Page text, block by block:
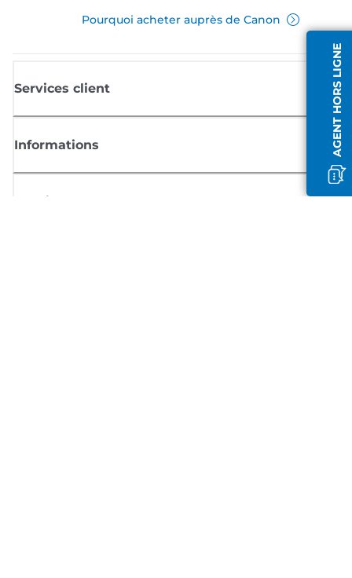
AGENT HORS LIGNE
Pourquoi acheter auprès de Canon
Services client
Informations
Boutique